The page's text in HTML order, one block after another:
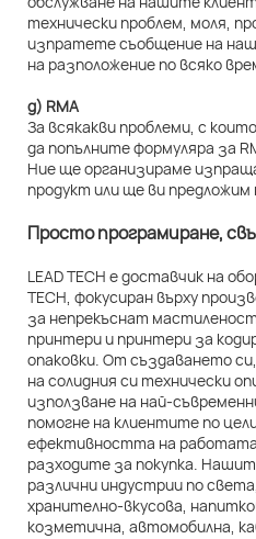
технически проблем, моля,
изпратете съобщение на
на разположение по всяко
д) RMA
За всякакви проблеми, с
да попълните формуляра за
Ние ще организираме
продукт или ще ви
Просто програмиране,
LEAD TECH е доставчик на
TECH, фокусиран върху
за непрекъснат
принтери и принтери за
опаковки. От създаването
на солидния си технически
използване на най-
помогне на клиентите по
ефективността на
разходите за покупка.
различни индустрии по
хранително-вкусова,
козметична, автомобилна,